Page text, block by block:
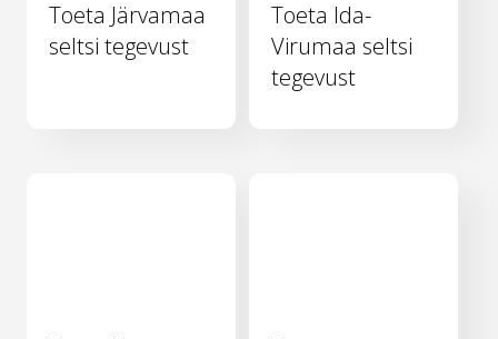
Toeta Järvamaa
seltsi tegevust
Toeta Ida-
Virumaa seltsi
tegevust